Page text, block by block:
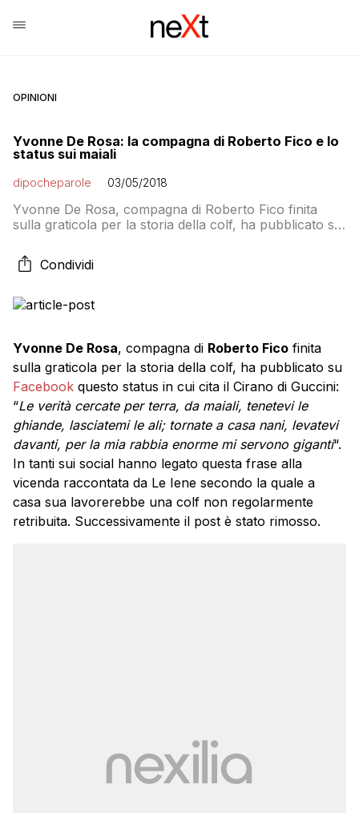
OPINIONI
Yvonne De Rosa: la compagna di Roberto Fico e lo
status sui maiali
dipocheparole 03/05/2018
Yvonne De Rosa, compagna di Roberto Fico finita
sulla graticola per la storia della colf, ha pubblicato su
“Le verità cercate per terra, da maiali, tenetevi le
ghiande, lasciatemi le ali; tornate a casa nani, levatevi
[…]
Condividi
Yvonne De Rosa, compagna di Roberto Fico finita
sulla graticola per la storia della colf, ha pubblicato su
Facebook questo status in cui cita il Cirano di Guccini:
“Le verità cercate per terra, da maiali, tenetevi le
ghiande, lasciatemi le ali; tornate a casa nani, levatevi
davanti, per la mia rabbia enorme mi servono giganti“.
In tanti sui social hanno legato questa frase alla
vicenda raccontata da Le Iene secondo la quale a
casa sua lavorerebbe una colf non regolarmente
retribuita. Successivamente il post è stato rimosso.